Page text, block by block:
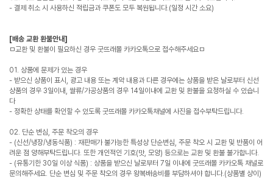
- 결제 취소 시 사용하신 적립금과 쿠폰도 모두 복원됩니다.(일정 시간 소요)
[배송 교환 환불안내]
ㅁ교환 및 환불이 필요하신 경우 굿뜨래몰 카카오톡으로 접수해주세요ㅁ
01. 상품에 문제가 있는 경우
- 받으신 상품이 표시, 광고 내용 또는 계약 내용과 다른 경우에는 상품을 받은 날로부터 신선
상품의 경우 3일이내, 쌀류/가공상품의 경우 14일이내에 교환 및 환불을 요청하실 수 있습니
다
- 정확한 상태를 확인할 수 있도록 굿뜨래몰 카카오톡채널에 사진을 접수부탁드립니다.
02. 단순 변심, 주문 착오의 경우
- (신선/냉장/냉동식품) : 재판매가 불가능한 특성상 단순변심, 주문 착오 시 교환 및 반품이 어
려운 점 양해부탁드립니다. 또한 개인적인 기호(맛, 모양) 등으로는 교환 및 환불 불가합니다.
- (유통기한 30일 이상 식품) : 상품을 받으신 날로부터 7일 이내에 굿뜨래몰 카카오톡 채널로
문의해주세요. 단순 변심 및 주문 착오의 경우 왕복배송비를 부담하셔야 합니다.(상품별 상이)